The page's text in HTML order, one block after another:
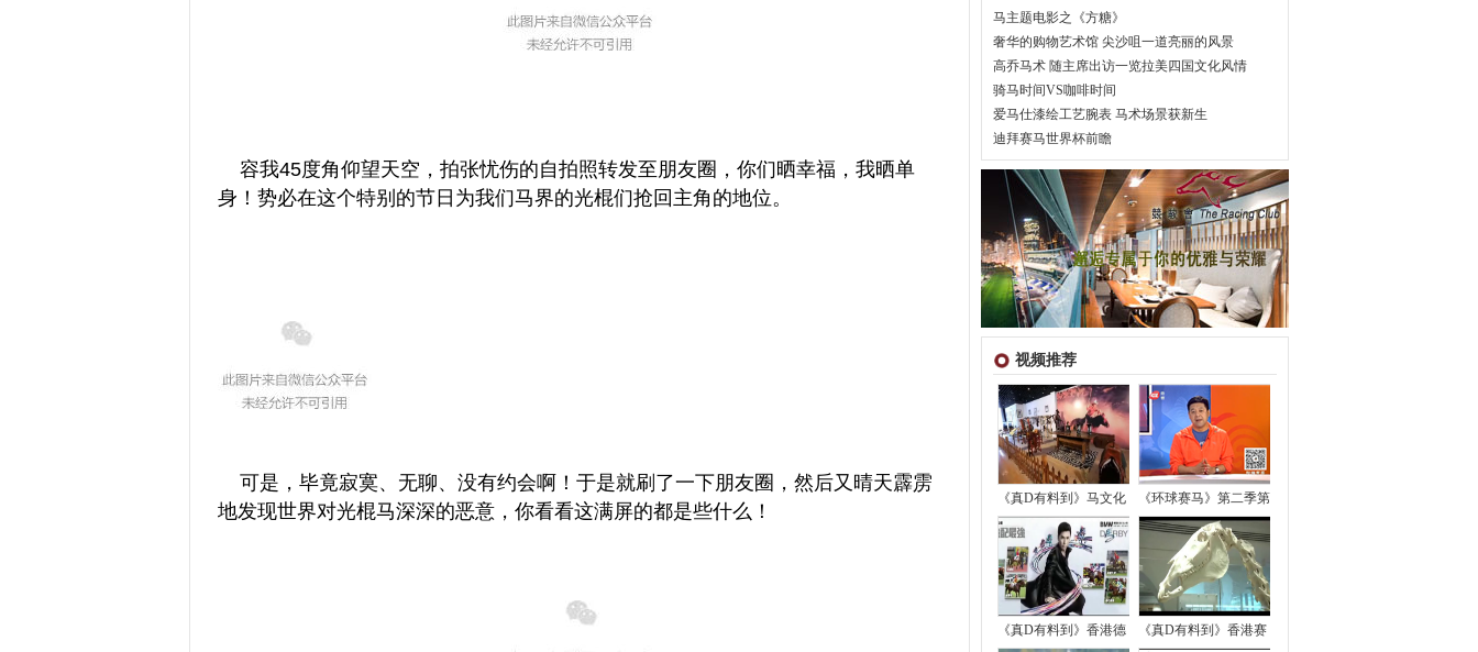
马主题电影之《方糖》
奢华的购物艺术馆 尖沙咀一道亮丽的风景
高乔马术 随主席出访一览拉美四国文化风情
骑马时间VS咖啡时间
爱马仕漆绘工艺腕表 马术场景获新生
迪拜赛马世界杯前瞻
视频推荐
《真D有料到》马文化 《环球赛马》第二季第
《真D有料到》香港德 《真D有料到》香港赛
容我45度角仰望天空，拍张忧伤的自拍照转发至朋友圈，你们晒幸福，我晒单
身！势必在这个特别的节日为我们马界的光棍们抢回主角的地位。
可是，毕竟寂寞、无聊、没有约会啊！于是就刷了一下朋友圈，然后又晴天霹雳
地发现世界对光棍马深深的恶意，你看看这满屏的都是些什么！